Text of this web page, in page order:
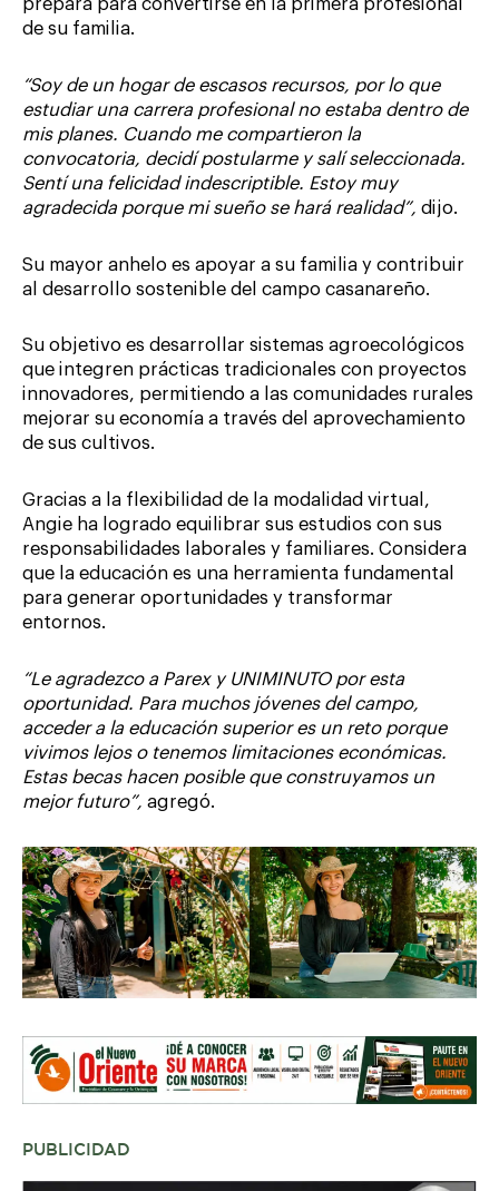
prepara para convertirse en la primera profesional
de su familia.
“Soy de un hogar de escasos recursos, por lo que
estudiar una carrera profesional no estaba dentro de
mis planes. Cuando me compartieron la
convocatoria, decidí postularme y salí seleccionada.
Sentí una felicidad indescriptible. Estoy muy
agradecida porque mi sueño se hará realidad”, dijo.
Su mayor anhelo es apoyar a su familia y contribuir
al desarrollo sostenible del campo casanareño.
Su objetivo es desarrollar sistemas agroecológicos
que integren prácticas tradicionales con proyectos
innovadores, permitiendo a las comunidades rurales
mejorar su economía a través del aprovechamiento
de sus cultivos.
Gracias a la flexibilidad de la modalidad virtual,
Angie ha logrado equilibrar sus estudios con sus
responsabilidades laborales y familiares. Considera
que la educación es una herramienta fundamental
para generar oportunidades y transformar
entornos.
“Le agradezco a Parex y UNIMINUTO por esta
oportunidad. Para muchos jóvenes del campo,
acceder a la educación superior es un reto porque
vivimos lejos o tenemos limitaciones económicas.
Estas becas hacen posible que construyamos un
mejor futuro”, agregó.
PUBLICIDAD